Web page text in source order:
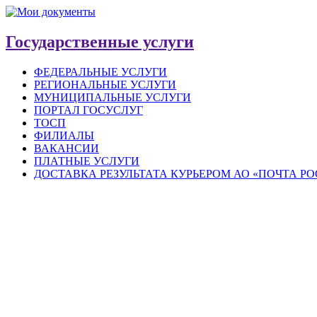
Государственные услуги
ФЕДЕРАЛЬНЫЕ УСЛУГИ
РЕГИОНАЛЬНЫЕ УСЛУГИ
МУНИЦИПАЛЬНЫЕ УСЛУГИ
ПОРТАЛ ГОСУСЛУГ
ТОСП
ФИЛИАЛЫ
ВАКАНСИИ
ПЛАТНЫЕ УСЛУГИ
ДОСТАВКА РЕЗУЛЬТАТА КУРЬЕРОМ АО «ПОЧТА